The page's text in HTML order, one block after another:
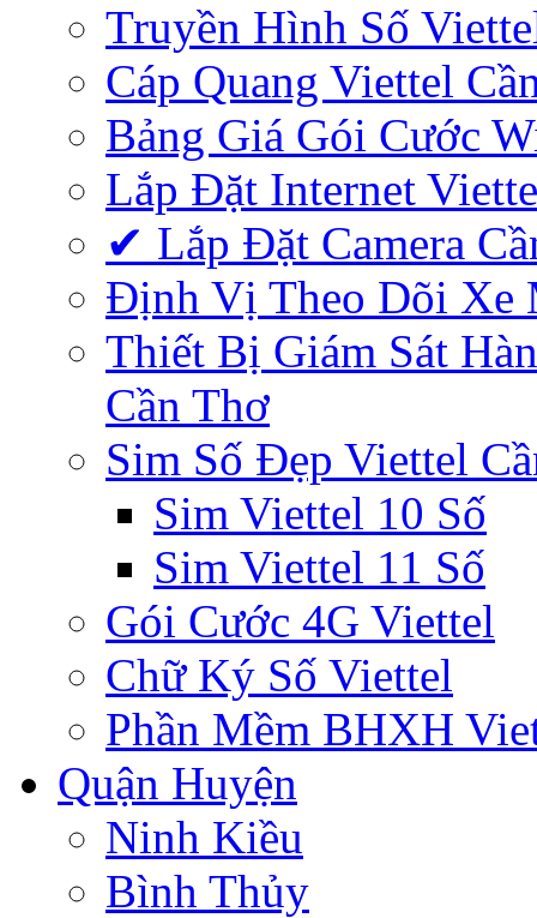
Truyền Hình Số
Cáp Quang Viettel
Bảng Giá Gói Cước
Lắp Đặt Internet
✔‎ Lắp Đặt Camera
Định Vị Theo Dõi Xe
Thiết Bị Giám Sát
Cần Thơ
Sim Số Đẹp Viettel
Sim Viettel 10 Số
Sim Viettel 11 Số
Gói Cước 4G Viettel
Chữ Ký Số Viettel
Phần Mềm BHXH
Quận Huyện
Ninh Kiều
Bình Thủy